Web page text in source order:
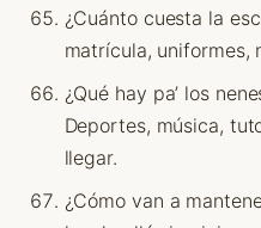
¿Cuánto cuesta la
matrícula, uniformes,
¿Qué hay pa’ los
Deportes, música,
llegar.
¿Cómo van a